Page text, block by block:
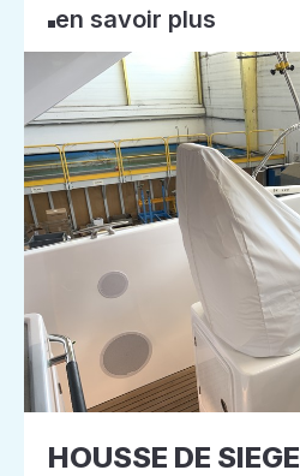
en savoir plus
HOUSSE DE SIEGE